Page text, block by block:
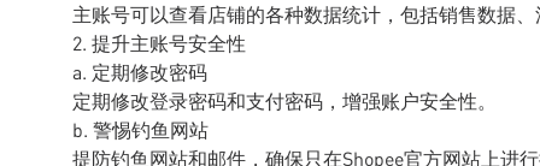
主账号可以查看店铺的各种数据统计，包括销售数据
2. 提升主账号安全性
a. 定期修改密码
定期修改登录密码和支付密码，增强账户安全性。
b. 警惕钓鱼网站
提防钓鱼网站和邮件，确保只在Shopee官方网站上进